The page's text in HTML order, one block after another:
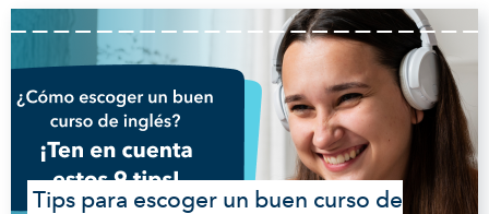
Tips para escoger un buen curso de